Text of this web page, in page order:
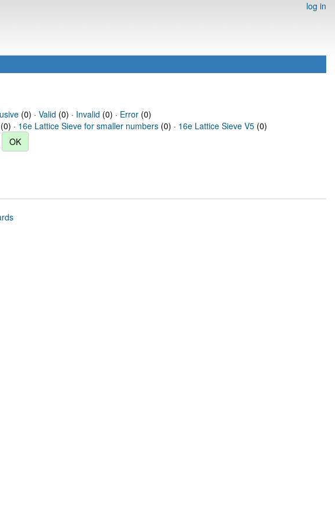
log in
(0) · Valid (0) · Invalid (0) · Error(0)
(0) · 16e Lattice Sieve for smaller numbers (0) · 16e Lattice Sieve V5 (0)